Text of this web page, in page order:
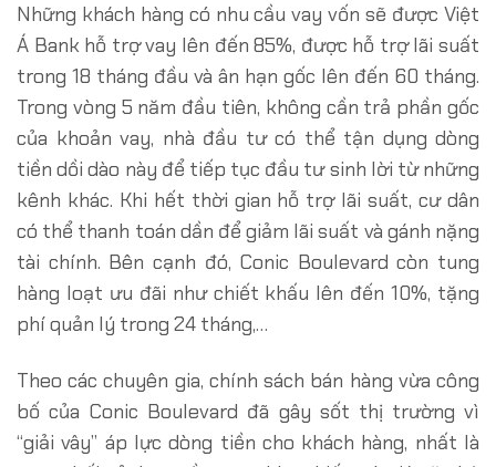
Những khách hàng có nhu cầu vay vốn sẽ được Việt
Á Bank hỗ trợ vay lên đến 85%, được hỗ trợ lãi suất
trong 18 tháng đầu và ân hạn gốc lên đến 60 tháng.
Trong vòng 5 năm đầu tiên, không cần trả phần gốc
của khoản vay, nhà đầu tư có thể tận dụng dòng
tiền dồi dào này để tiếp tục đầu tư sinh lời từ những
kênh khác. Khi hết thời gian hỗ trợ lãi suất, cư dân
có thể thanh toán dần để giảm lãi suất và gánh nặng
tài chính. Bên cạnh đó, Conic Boulevard còn tung
hàng loạt ưu đãi như chiết khấu lên đến 10%, tặng
phí quản lý trong 24 tháng,…
Theo các chuyên gia, chính sách bán hàng vừa công
bố của Conic Boulevard đã gây sốt thị trường vì
“giải vây” áp lực dòng tiền cho khách hàng, nhất là